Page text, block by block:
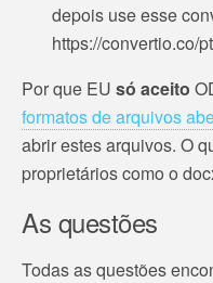
depois use esse
https://convertio.co/
Por que EU só aceito
formatos de arquivos
abrir estes arquivos. O
proprietários como o
As questões
Todas as questões